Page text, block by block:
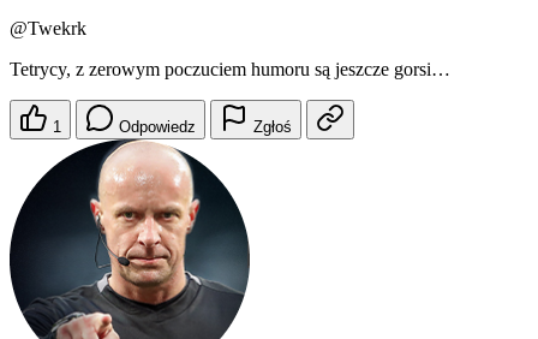
@Twekrk
Tetrycy, z zerowym poczuciem humoru są jeszcze gorsi…
1 Odpowiedz Zgłoś